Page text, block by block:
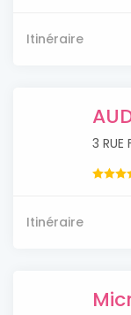
Itinéraire
3 RUE
Itinéraire